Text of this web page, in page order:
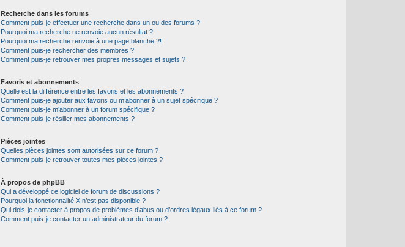
Recherche dans les forums
Comment puis-je effectuer une recherche dans un ou des forums ?
Pourquoi ma recherche ne renvoie aucun résultat ?
Pourquoi ma recherche renvoie à une page blanche ?!
Comment puis-je rechercher des membres ?
Comment puis-je retrouver mes propres messages et sujets ?
Favoris et abonnements
Quelle est la différence entre les favoris et les abonnements ?
Comment puis-je ajouter aux favoris ou m’abonner à un sujet spécifique ?
Comment puis-je m’abonner à un forum spécifique ?
Comment puis-je résilier mes abonnements ?
Pièces jointes
Quelles pièces jointes sont autorisées sur ce forum ?
Comment puis-je retrouver toutes mes pièces jointes ?
À propos de phpBB
Qui a développé ce logiciel de forum de discussions ?
Pourquoi la fonctionnalité X n’est pas disponible ?
Qui dois-je contacter à propos de problèmes d’abus ou d’ordres légaux liés à ce forum ?
Comment puis-je contacter un administrateur du forum ?